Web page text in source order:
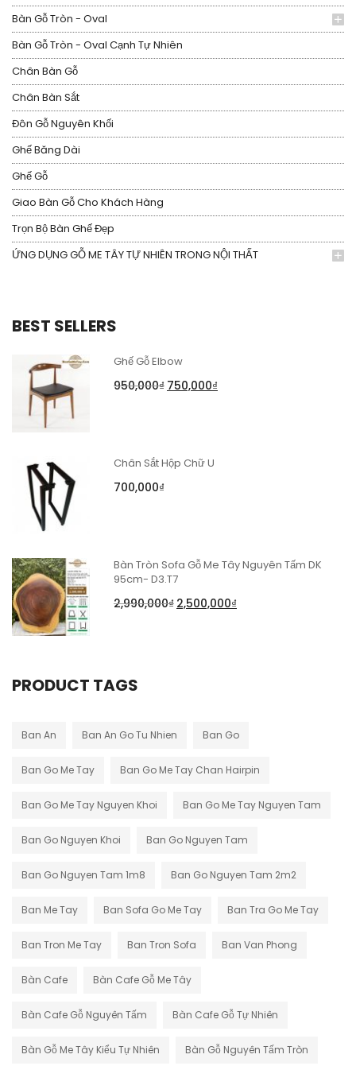
Bàn Gỗ Tròn - Oval
Bàn Gỗ Tròn - Oval Cạnh Tự Nhiên
Chân Bàn Gỗ
Chân Bàn Sắt
Đôn Gỗ Nguyên Khối
Ghế Băng Dài
Ghế Gỗ
Giao Bàn Gỗ Cho Khách Hàng
Trọn Bộ Bàn Ghế Đẹp
ỨNG DỤNG GỖ ME TÂY TỰ NHIÊN TRONG NỘI THẤT
BEST SELLERS
Ghế Gỗ Elbow
950,000₫ 750,000₫
Chân Sắt Hộp Chữ U
700,000₫
Bàn Tròn Sofa Gỗ Me Tây Nguyên Tấm DK
95cm- D3.T7
2,990,000₫ 2,500,000₫
PRODUCT TAGS
Ban An Ban An Go Tu Nhien Ban Go
Ban Go Me Tay Ban Go Me Tay Chan Hairpin
Ban Go Me Tay Nguyen Khoi Ban Go Me Tay Nguyen Tam
Ban Go Nguyen Khoi Ban Go Nguyen Tam
Ban Go Nguyen Tam 1m8 Ban Go Nguyen Tam 2m2
Ban Me Tay Ban Sofa Go Me Tay Ban Tra Go Me Tay
Ban Tron Me Tay Ban Tron Sofa Ban Van Phong
Bàn Cafe Bàn Cafe Gỗ Me Tây
Bàn Cafe Gỗ Nguyên Tấm Bàn Cafe Gỗ Tự Nhiên
Bàn Gỗ Me Tây Kiểu Tự Nhiên Bàn Gỗ Nguyên Tấm Tròn